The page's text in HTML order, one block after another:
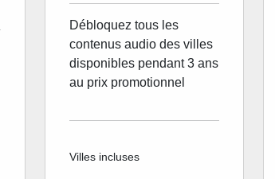
Débloquez tous les
contenus audio des villes
disponibles pendant 3 ans
au prix promotionnel
Villes incluses